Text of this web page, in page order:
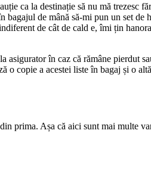
ca la destinație să nu mă
de mână să-mi pun un set de
de cât de cald e, îmi țin
în caz că rămâne pierdut
copie a acestei liste în bagaj și o
prima. Așa că aici sunt mai multe